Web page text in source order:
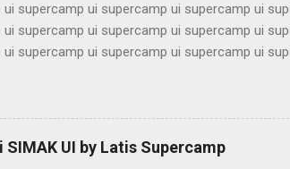
supercamp ui supercamp ui supercamp ui
supercamp ui supercamp ui supercamp ui
supercamp ui supercamp ui supercamp ui
ui supercamp ui supercamp ui supercamp ui
supercamp ui supercamp ui supercamp ui
supercamp ui supercamp ui supercamp ui
ui supercamp ui supercamp ui supercamp ui
SIMAK UI by Latis Supercamp